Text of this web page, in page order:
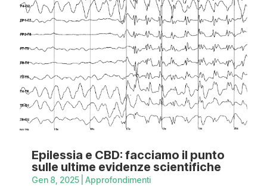
Epilessia e CBD: facciamo il punto
sulle ultime evidenze scientifiche
Gen 8, 2025| Approfondimenti